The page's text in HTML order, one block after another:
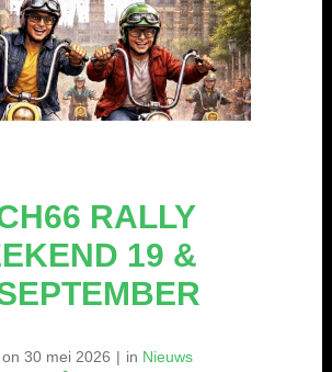
RALLY
19 &
30 mei 2026 in Nieuws